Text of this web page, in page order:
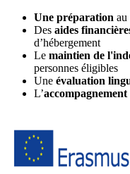
Une préparation au
Des aides
d’hébergement
Le maintien de
personnes éligibles
Une évaluation
L’accompagnement